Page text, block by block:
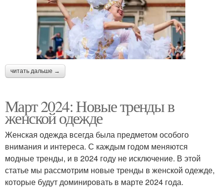
читать дальше →
Март 2024: Новые тренды в
женской одежде
Женская одежда всегда была предметом особого
внимания и интереса. С каждым годом меняются
модные тренды, и в 2024 году не исключение. В этой
статье мы рассмотрим новые тренды в женской одежде,
которые будут доминировать в марте 2024 года.